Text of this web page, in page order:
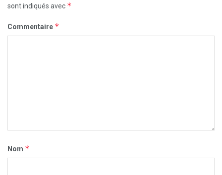
sont indiqués avec *
Commentaire *
Nom *